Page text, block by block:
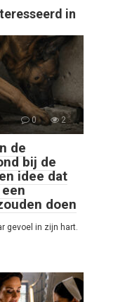
in
0 2
de
bij de
idee dat
doen
gevoel in zijn hart.